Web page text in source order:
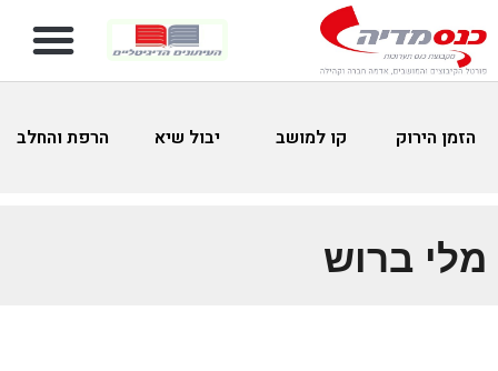
הזמן הירוק קו למושב יבול שיא הרפת והחלב
מלי ברוש